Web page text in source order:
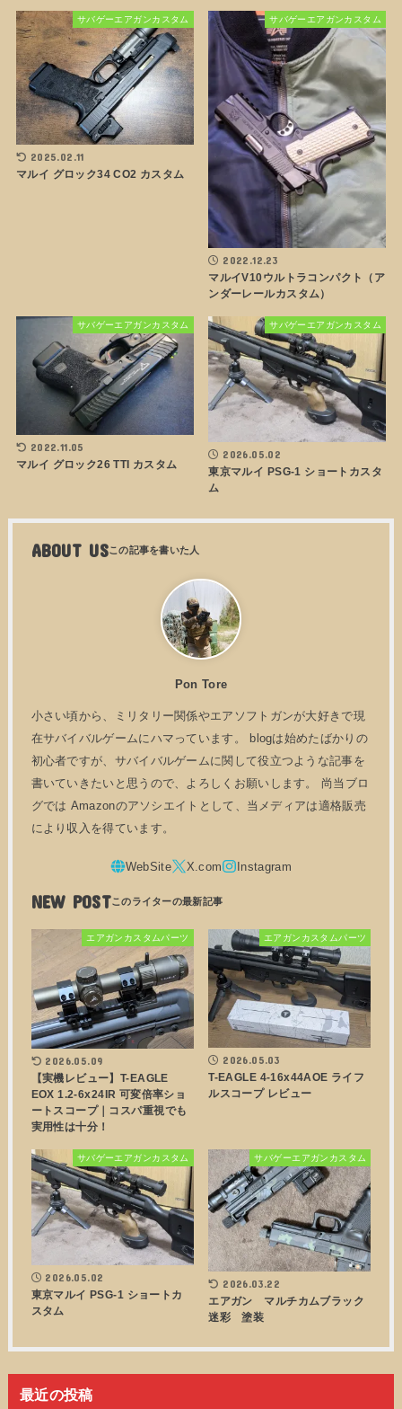
サバゲーエアガンカスタム
2025.02.11
マルイ グロック34 CO2 カスタム
サバゲーエアガンカスタム
2022.12.23
マルイV10ウルトラコンパクト（ア
ンダーレールカスタム）
サバゲーエアガンカスタム
2022.11.05
マルイ グロック26 TTI カスタム
サバゲーエアガンカスタム
2026.05.02
東京マルイ PSG-1 ショートカスタ
ム
ABOUT US
Pon Tore
小さい頃から、ミリタリー関係やエアソフトガンが大好きで現
在サバイバルゲームにハマっています。 blogは始めたばかりの
初心者ですが、サバイバルゲームに関して役立つような記事を
書いていきたいと思うので、よろしくお願いします。 尚当ブロ
グでは Amazonのアソシエイトとして、当メディアは適格販売
により収入を得ています。
NEW POST
エアガンカスタムパーツ
2026.05.09
【実機レビュー】T-EAGLE
EOX 1.2-6x24IR 可変倍率ショ
ートスコープ｜コスパ重視でも
実用性は十分！
エアガンカスタムパーツ
2026.05.03
T-EAGLE 4-16x44AOE ライフ
ルスコープ レビュー
サバゲーエアガンカスタム
2026.05.02
東京マルイ PSG-1 ショートカ
スタム
サバゲーエアガンカスタム
2026.03.22
エアガン マルチカムブラック
迷彩 塗装
最近の投稿